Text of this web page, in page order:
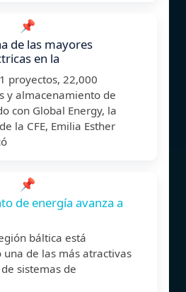
📌
de las mayores
en la
proyectos, 22,000
y almacenamiento de
con Global Energy, la
la CFE, Emilia Esther
📌
de energía avanza a
báltica está
de las más atractivas
sistemas de